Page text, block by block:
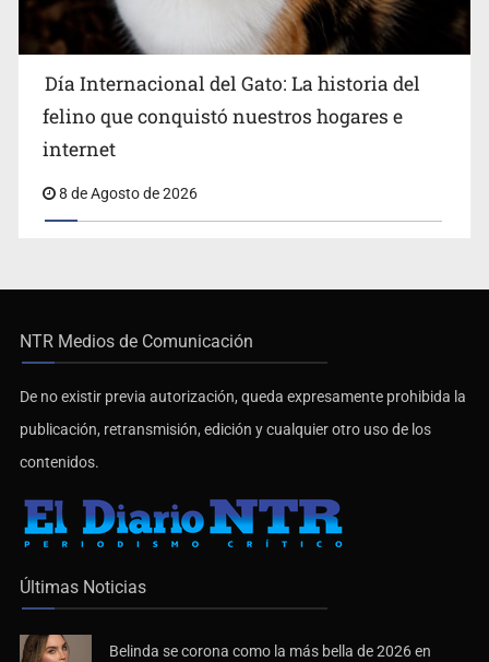
Día Internacional del Gato: La historia del
felino que conquistó nuestros hogares e
internet
8 de Agosto de 2026
NTR Medios de Comunicación
De no existir previa autorización, queda expresamente prohibida la
publicación, retransmisión, edición y cualquier otro uso de los
contenidos.
Últimas Noticias
Belinda se corona como la más bella de 2026 en